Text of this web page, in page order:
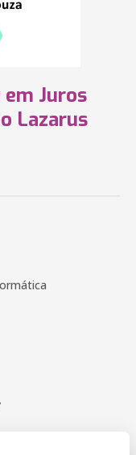
Juros
Lazarus